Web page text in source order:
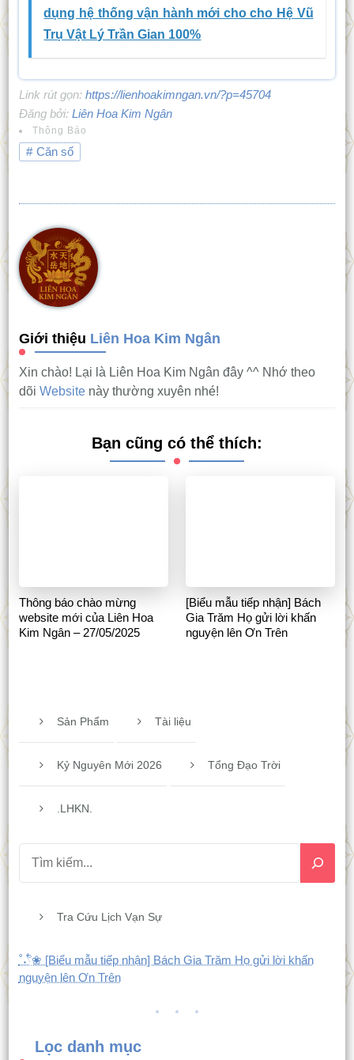
dụng hệ thống vận hành mới cho cho Hệ Vũ
Trụ Vật Lý Trần Gian 100%
Link rút gọn: https://lienhoakimngan.vn/?p=45704
Đăng bởi: Liên Hoa Kim Ngân
Thông Báo
Căn số
Giới thiệu Liên Hoa Kim Ngân
Xin chào! Lại là Liên Hoa Kim Ngân đây ^^ Nhớ theo
dõi Websitenày thường xuyên nhé!
Bạn cũng có thể thích:
Thông báo chào mừng
website mới của Liên Hoa
Kim Ngân – 27/05/2025
[Biểu mẫu tiếp nhận] Bách
Gia Trăm Họ gửi lời khấn
nguyện lên Ơn Trên
Sản Phẩm Tài liệu
Kỷ Nguyên Mới 2026 Tổng Đạo Trời
.LHKN.
Tra Cứu Lịch Vạn Sự
˚˖𓍢ִ໋❀ [Biểu mẫu tiếp nhận] Bách Gia Trăm Họ gửi lời khấn
nguyện lên Ơn Trên
Lọc danh mục